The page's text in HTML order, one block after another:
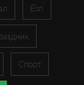
Esri
Спорт